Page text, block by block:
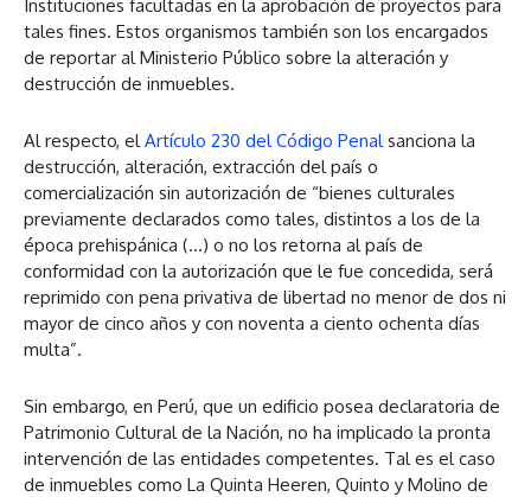
Instituciones facultadas en la aprobación de proyectos para
tales fines. Estos organismos también son los encargados
de reportar al Ministerio Público sobre la alteración y
destrucción de inmuebles.
Al respecto, el Artículo 230 del Código Penal sanciona la
destrucción, alteración, extracción del país o
comercialización sin autorización de “bienes culturales
previamente declarados como tales, distintos a los de la
época prehispánica (…) o no los retorna al país de
conformidad con la autorización que le fue concedida, será
reprimido con pena privativa de libertad no menor de dos ni
mayor de cinco años y con noventa a ciento ochenta días
multa”.
Sin embargo, en Perú, que un edificio posea declaratoria de
Patrimonio Cultural de la Nación, no ha implicado la pronta
intervención de las entidades competentes. Tal es el caso
de inmuebles como La Quinta Heeren, Quinto y Molino de